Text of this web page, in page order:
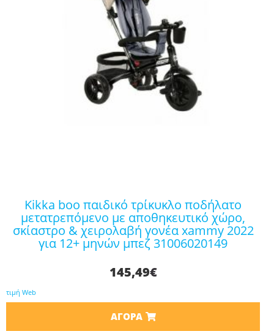
kikka boo παιδικό τρίκυκλο ποδήλατο
μετατρεπόμενο με αποθηκευτικό χώρο,
σκίαστρο & χειρολαβή γονέα xammy 2022
για 12+ μηνών μπεζ 31006020149
145,49€
τιμή Web
ΑΓΟΡΆ